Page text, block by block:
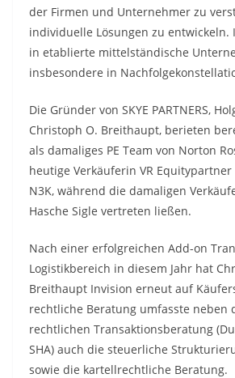
der Firmen und Unternehmer zu
individuelle Lösungen zu entwickeln.
in etablierte mittelständische
insbesondere in
Die Gründer von SKYE PARTNERS,
Christoph O. Breithaupt, berieten
als damaliges PE Team von Norton
heutige Verkäuferin VR
N3K, während die damaligen
Hasche Sigle vertreten ließen.
Nach einer erfolgreichen Add-on
Logistikbereich in diesem Jahr hat
Breithaupt Invision erneut auf
rechtliche Beratung umfasste neben
rechtlichen Transaktionsberatung
SHA) auch die steuerliche
sowie die kartellrechtliche Beratung.